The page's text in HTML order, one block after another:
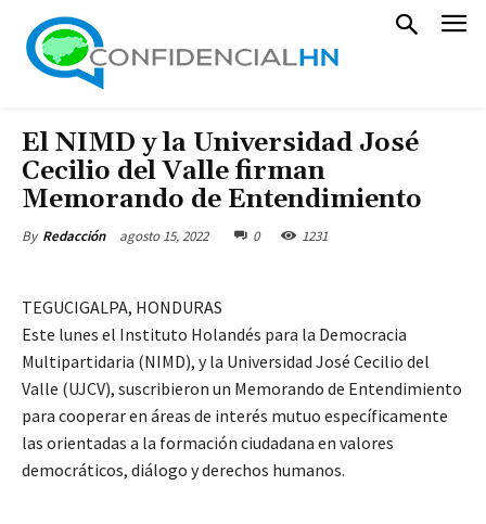
El NIMD y la Universidad José
Cecilio del Valle firman
Memorando de Entendimiento
By Redacción agosto 15, 2022 0 1231
TEGUCIGALPA, HONDURAS
Este lunes el Instituto Holandés para la Democracia
Multipartidaria (NIMD), y la Universidad José Cecilio del
Valle (UJCV), suscribieron un Memorando de Entendimiento
para cooperar en áreas de interés mutuo específicamente
las orientadas a la formación ciudadana en valores
democráticos, diálogo y derechos humanos.